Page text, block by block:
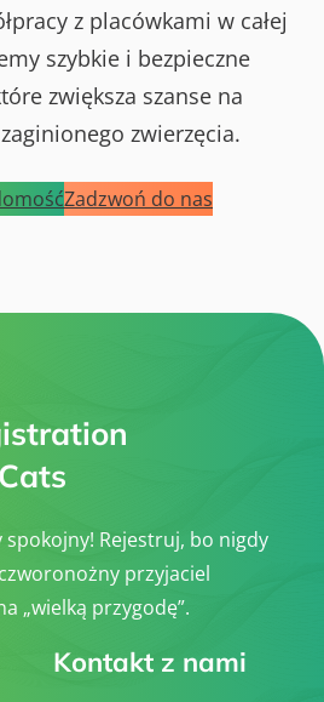
z placówkami w całej
szybkie i bezpieczne
zwiększa szanse na
zwierzęcia.
Zadzwoń do nas
spokojny! Rejestruj, bo nigdy
przyjaciel
„wielką przygodę”.
Kontakt z nami